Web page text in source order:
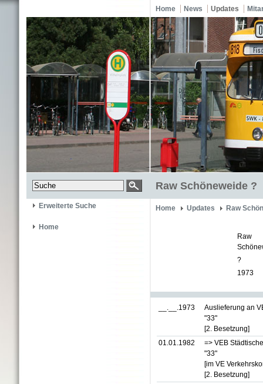
Home News Updates
Raw Schöneweide ?
Erweiterte Suche
Home
Home Updates Raw
Raw
?
1973
__.__.1973
Auslieferung an
"33"
[2. Besetzung]
01.01.1982
=> VEB
"33"
[im VE
[2. Besetzung]